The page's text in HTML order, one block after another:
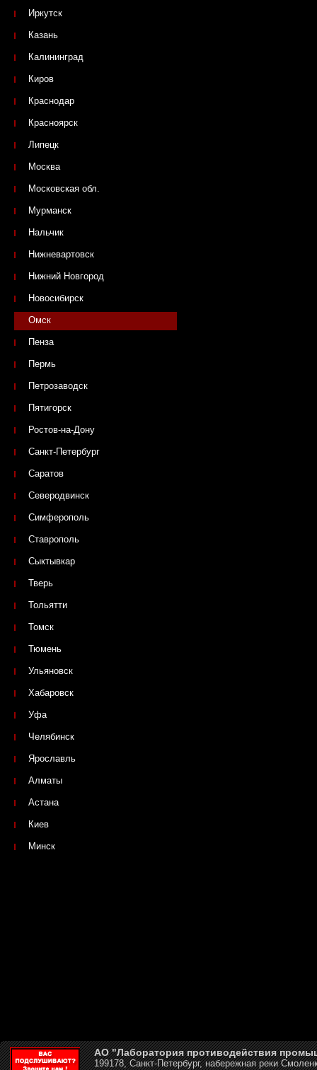
Иркутск
Казань
Калининград
Киров
Краснодар
Красноярск
Липецк
Москва
Московская обл.
Мурманск
Нальчик
Нижневартовск
Нижний Новгород
Новосибирск
Омск
Пенза
Пермь
Петрозаводск
Пятигорск
Ростов-на-Дону
Санкт-Петербург
Саратов
Северодвинск
Симферополь
Ставрополь
Сыктывкар
Тверь
Тольятти
Томск
Тюмень
Ульяновск
Хабаровск
Уфа
Челябинск
Ярославль
Алматы
Астана
Киев
Минск
АО "Лаборатория противодействия
199178, Санкт-Петербург, набережная реки